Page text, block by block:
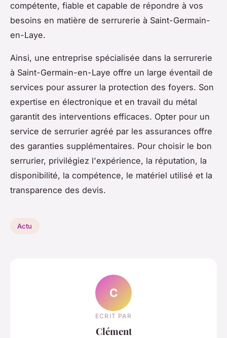
compétente, fiable et capable de répondre à vos
besoins en matière de serrurerie à Saint-Germain-
en-Laye.
Ainsi, une entreprise spécialisée dans la serrurerie
à Saint-Germain-en-Laye offre un large éventail de
services pour assurer la protection des foyers. Son
expertise en électronique et en travail du métal
garantit des interventions efficaces. Opter pour un
service de serrurier agréé par les assurances offre
des garanties supplémentaires. Pour choisir le bon
serrurier, privilégiez l'expérience, la réputation, la
disponibilité, la compétence, le matériel utilisé et la
transparence des devis.
Actu
C
ECRIT PAR
Clément